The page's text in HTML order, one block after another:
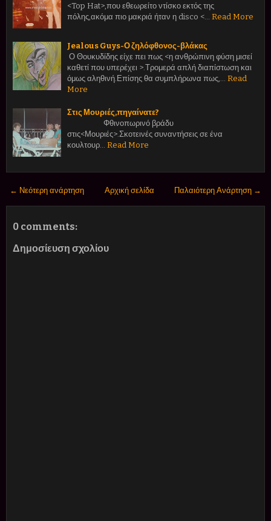
<Top Hat>,που εθεωρείτο ντίσκο εκτός της
πόλης,ακόμα πιο μακριά ήταν η disco <…
Read More
Jealous Guys-Ο ζηλόφθονος-βλάκας
Ο Θουκυδίδης είχε πει πως <η ανθρώπινη φύση μισεί
καθετί που υπερέχει >.Τρομερά απλή διαπίστωση και
όμως αληθινή.Επίσης θα συμπλήρωνα πως,…
Read
More
Στις Μουριές,πηγαίνατε?
Φθινοπωρινό βράδυ
στις<Μουριές>.Σκοτεινές συναντήσεις σε ένα
κουλτουρ…
Read More
← Νεότερη ανάρτηση Παλαιότερη Ανάρτηση →
Αρχική σελίδα
0 comments:
Δημοσίευση σχολίου